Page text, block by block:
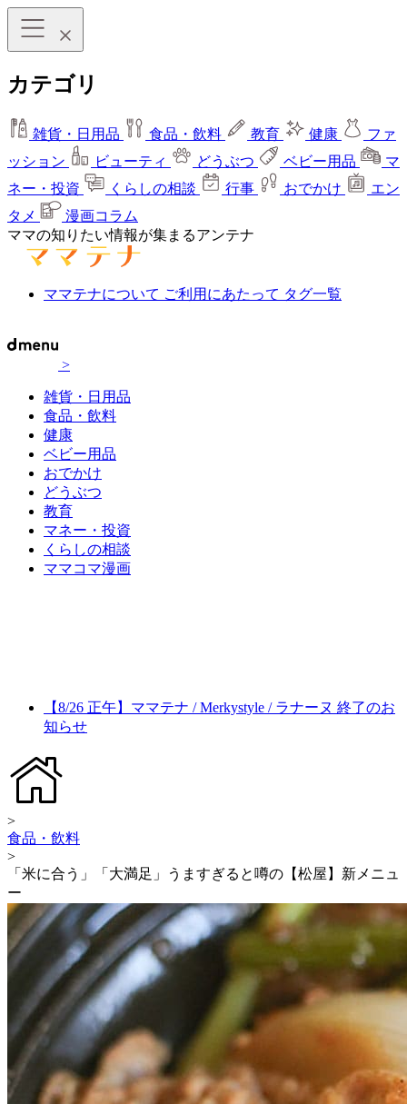
カテゴリ
雑貨・日用品 食品・飲料 教育 健康
ファ
ッション
ビューティ どうぶつ ベビー用品
マ
ネー・投資
くらしの相談 行事 おでかけ
エン
タメ
漫画コラム
ママの知りたい情報が集まるアンテナ
ママテナについて ご利用にあたって タグ一覧
>
雑貨・日用品
食品・飲料
健康
ベビー用品
おでかけ
どうぶつ
教育
マネー・投資
くらしの相談
ママコマ漫画
【8/26 正午】ママテナ / Merkystyle / ラナーヌ 終了のお
知らせ
>
食品・飲料
>
「米に合う」「大満足」うますぎると噂の【松屋】新メニュ
ー